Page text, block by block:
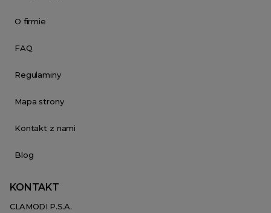
O firmie
FAQ
Regulaminy
Mapa strony
Kontakt z nami
Blog
KONTAKT
CLAMODI P.S.A.